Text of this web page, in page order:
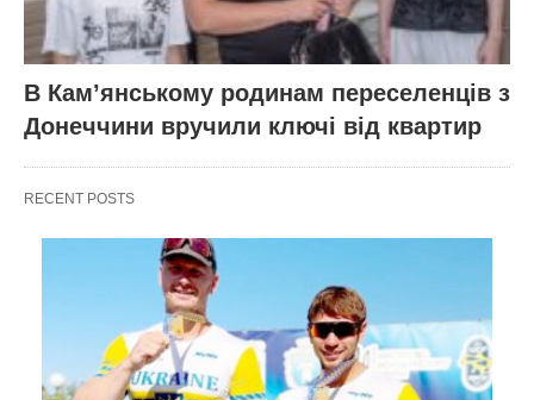
В Кам’янському родинам переселенців з
Донеччини вручили ключі від квартир
RECENT POSTS